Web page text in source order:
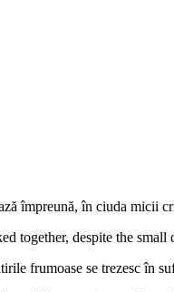
împreună, în ciuda micii
together, despite the small
frumoase se trezesc în